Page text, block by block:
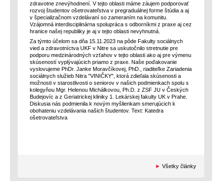
zdravotne znevýhodnení. V tejto oblasti máme záujem podporovať
rozvoj študentov ošetrovateľstva v pregraduálnej forme štúdia a aj
v špecializačnom vzdelávaní so zameraním na komunitu.
Vzájomná interdisciplinárna spolupráca s odborníkmi z praxe aj cez
hranice našej republiky je aj v tejto oblasti nevyhnutná.
Za týmto účelom sa dňa 15.11.2023 na pôde Fakulty sociálnych
vied a zdravotníctva UKF v Nitre sa uskutočnilo stretnutie pre
podporu medzinárodných vzťahov v tejto oblasti ako aj pre výmenu
skúseností vyplývajúcich priamo z praxe. Naše poďakovanie
vyslovujeme PhDr. Janke Moravčíkovej, PhD., riaditeľke Zariadenia
sociálnych služieb Nitra "VINIČKY", ktorá zdieľala skúsenosti a
možnosti v starostlivosti o seniorov v našich podmienkach spolu s
kolegyňou Mgr. Helenou Michálkovou, Ph.D. z ZSF JU v Českých
Budejovíc a z Geriatrickej kliniky 1. Lekárskej fakulty UK v Prahe.
Diskusia nás podmienila k novým myšlienkam smerujúcich k
obohateniu vzdelávania našich študentov. Text: Katedra
ošetrovateľstva
► Všetky články